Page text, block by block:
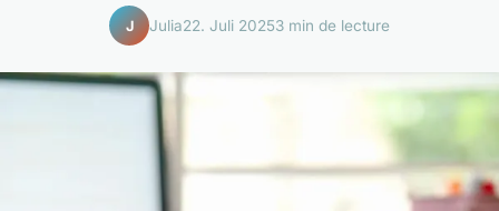
J Julia22. Juli 20253 min de lecture